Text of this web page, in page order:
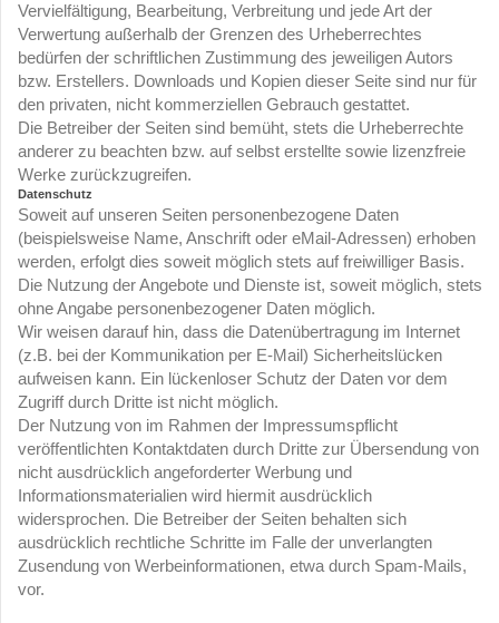
Vervielfältigung, Bearbeitung, Verbreitung und jede Art der
Verwertung außerhalb der Grenzen des Urheberrechtes
bedürfen der schriftlichen Zustimmung des jeweiligen Autors
bzw. Erstellers. Downloads und Kopien dieser Seite sind nur für
den privaten, nicht kommerziellen Gebrauch gestattet.
Die Betreiber der Seiten sind bemüht, stets die Urheberrechte
anderer zu beachten bzw. auf selbst erstellte sowie lizenzfreie
Werke zurückzugreifen.
Datenschutz
Soweit auf unseren Seiten personenbezogene Daten
(beispielsweise Name, Anschrift oder eMail-Adressen) erhoben
werden, erfolgt dies soweit möglich stets auf freiwilliger Basis.
Die Nutzung der Angebote und Dienste ist, soweit möglich, stets
ohne Angabe personenbezogener Daten möglich.
Wir weisen darauf hin, dass die Datenübertragung im Internet
(z.B. bei der Kommunikation per E-Mail) Sicherheitslücken
aufweisen kann. Ein lückenloser Schutz der Daten vor dem
Zugriff durch Dritte ist nicht möglich.
Der Nutzung von im Rahmen der Impressumspflicht
veröffentlichten Kontaktdaten durch Dritte zur Übersendung von
nicht ausdrücklich angeforderter Werbung und
Informationsmaterialien wird hiermit ausdrücklich
widersprochen. Die Betreiber der Seiten behalten sich
ausdrücklich rechtliche Schritte im Falle der unverlangten
Zusendung von Werbeinformationen, etwa durch Spam-Mails,
vor.